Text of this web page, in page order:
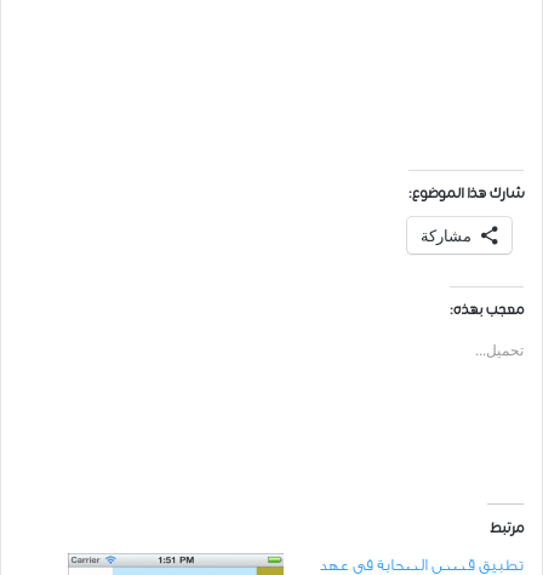
شارك هذا الموضوع:
مشاركة
معجب بهذه:
تحميل...
مرتبط
تطبيق قصص الصحابة في عهد